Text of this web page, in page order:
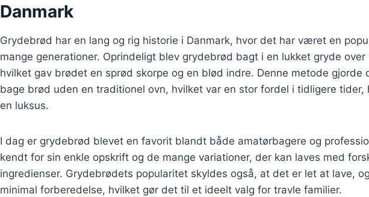
Danmark
Grydebrød har en lang og rig historie i Danmark, hvor det har været en
mange generationer. Oprindeligt blev grydebrød bagt i en lukket gryde over
hvilket gav brødet en sprød skorpe og en blød indre. Denne metode gjorde
bage brød uden en traditionel ovn, hvilket var en stor fordel i tidligere tider,
en luksus.
I dag er grydebrød blevet en favorit blandt både amatørbagere og
kendt for sin enkle opskrift og de mange variationer, der kan laves med
ingredienser. Grydebrødets popularitet skyldes også, at det er let at lave,
minimal forberedelse, hvilket gør det til et ideelt valg for travle familier.